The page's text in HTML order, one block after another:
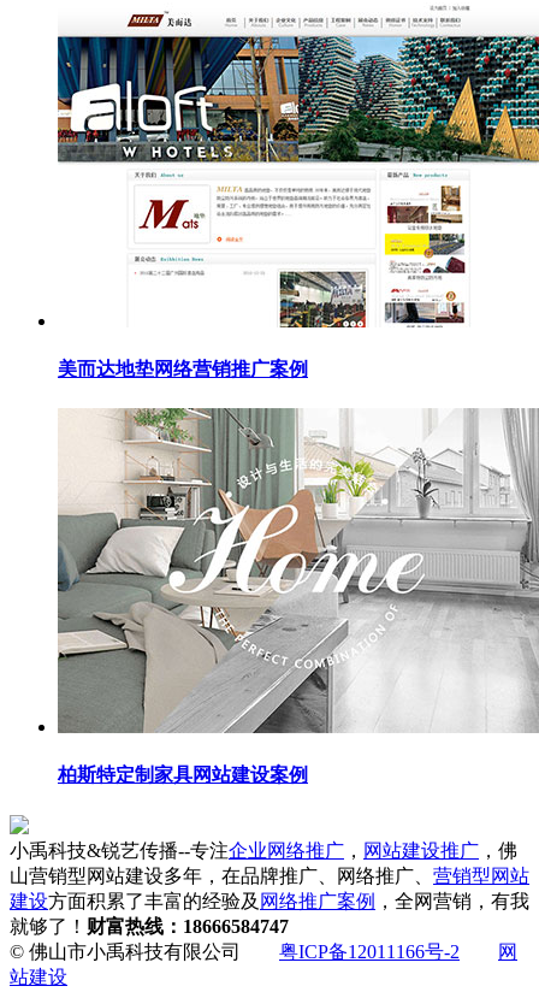
美而达地垫网络营销推广案例
柏斯特定制家具网站建设案例
小禹科技&锐艺传播--专注企业网络推广 ， 网站建设推广 ，佛
山营销型网站建设多年，在品牌推广、网络推广、 营销型网站
建设方面积累了丰富的经验及 网络推广案例 ，全网营销，有我
就够了！ 财富热线：18666584747
© 佛山市小禹科技有限公司 粤ICP备12011166号-2
网
站建设